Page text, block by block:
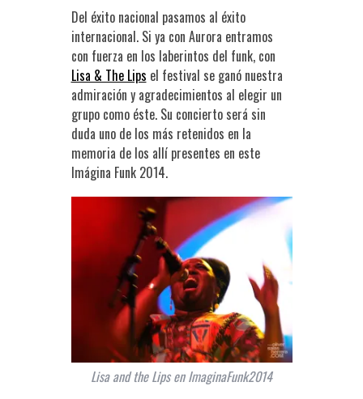
Del éxito nacional pasamos al éxito
internacional. Si ya con Aurora entramos
con fuerza en los laberintos del funk, con
Lisa & The Lips el festival se ganó nuestra
admiración y agradecimientos al elegir un
grupo como éste. Su concierto será sin
duda uno de los más retenidos en la
memoria de los allí presentes en este
Imágina Funk 2014.
Lisa and the Lips en ImaginaFunk2014